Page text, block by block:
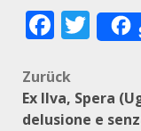
Zurück
Ex Ilva, Spera
delusione e